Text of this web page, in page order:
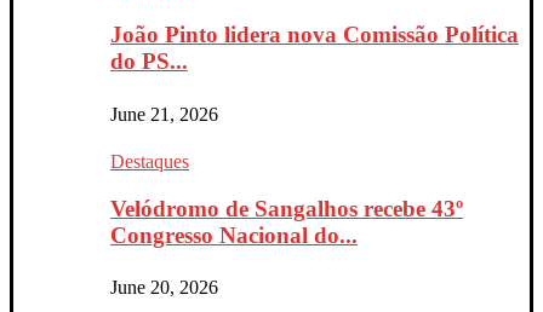
João Pinto lidera nova Comissão Política
do PS...
June 21, 2026
Destaques
Velódromo de Sangalhos recebe 43º
Congresso Nacional do...
June 20, 2026